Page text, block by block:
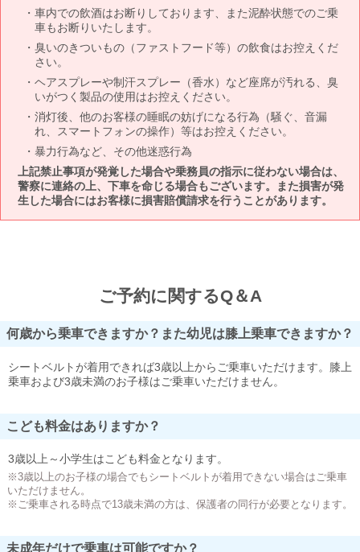
車内での飲酒はお断りしております、また泥酔状態でのご乗
車もお断りいたします。
臭いのきついもの（ファストフード等）の飲食はお控えくだ
さい。
ヘアスプレーや制汗スプレー（香水）など座席が汚れる、臭
いがつく製品の使用はお控えください。
消灯後、他のお客様の睡眠の妨げになる行為（騒ぐ、音漏
れ、スマートフォンの操作）等はお控えください。
暴力行為など、その他迷惑行為
上記禁止事項が発覚した場合や乗務員の指示に従わない場合は、
警察に連絡の上、下車を命じる場合もございます。また損害が発
生した場合にはお客様に損害賠償請求を行うことがあります。
ご予約に関するQ＆A
何歳から乗車できますか？また幼児は膝上乗車できますか？
シートベルトが着用できれば3歳以上からご乗車いただけます。膝上
乗車および3歳未満のお子様はご乗車いただけません。
こども料金はありますか？
3歳以上～小学生はこども料金となります。
※3歳以上のお子様の場合でもシートベルトが着用できない場合はご乗車
いただけません。
※ご乗車される時点で13歳未満の方は、保護者の同行が必要となります。
未成年だけで乗車は可能ですか？